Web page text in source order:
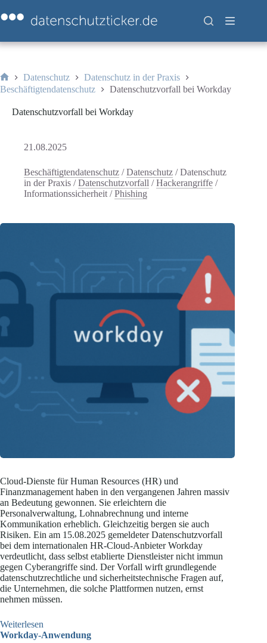
Inhalt
springen
Start
Datenschutz
Datenschutz in der Praxis
Beschäftigtendatenschutz
Datenschutzvorfall bei Workday
Datenschutzvorfall bei Workday
21.08.2025
Beschäftigtendatenschutz /Datenschutz /Datenschutz
in der Praxis /Datenschutzvorfall /Hackerangriffe /
Informationssicherheit /Phishing
Cloud-Dienste für Human Resources (HR) und
Finanzmanagement haben in den vergangenen Jahren massiv
an Bedeutung gewonnen. Sie erleichtern die
Personalverwaltung, Lohnabrechnung und interne
Kommunikation erheblich. Gleichzeitig bergen sie auch
Risiken. Ein am 15.08.2025 gemeldeter Datenschutzvorfall
bei dem internationalen HR-Cloud-Anbieter Workday
verdeutlicht, dass selbst etablierte Dienstleister nicht immun
gegen Cyberangriffe sind. Der Vorfall wirft grundlegende
datenschutzrechtliche und sicherheitstechnische Fragen auf,
die Unternehmen, die solche Plattformen nutzen, ernst
nehmen müssen.
Weiterlesen
Datenschutzvorfall
Workday-Anwendung